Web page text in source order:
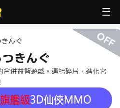
んぐ
きんぐ
合併益智遊戲。連結碎片，進化它
OFF